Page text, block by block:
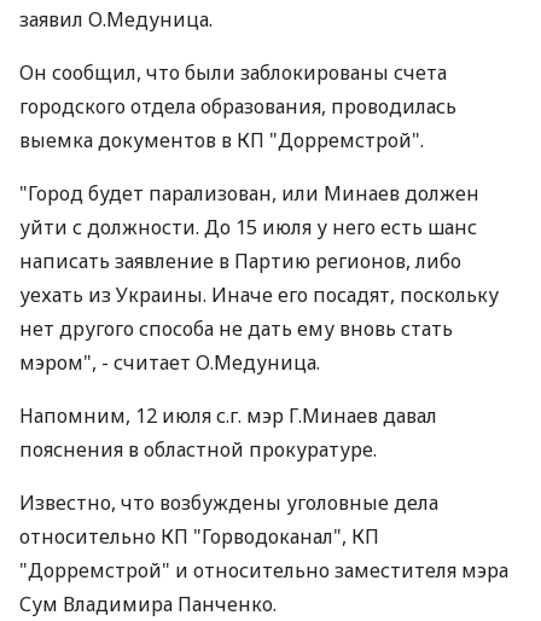
заявил О.Медуница.
Он сообщил, что были заблокированы счета
городского отдела образования, проводилась
выемка документов в КП "Дорремстрой".
"Город будет парализован, или Минаев должен
уйти с должности. До 15 июля у него есть шанс
написать заявление в Партию регионов, либо
уехать из Украины. Иначе его посадят, поскольку
нет другого способа не дать ему вновь стать
мэром", - считает О.Медуница.
Напомним, 12 июля с.г. мэр Г.Минаев давал
пояснения в областной прокуратуре.
Известно, что возбуждены уголовные дела
относительно КП "Горводоканал", КП
"Дорремстрой" и относительно заместителя мэра
Сум Владимира Панченко.